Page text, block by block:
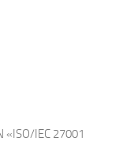
«ISO/IEC 27001